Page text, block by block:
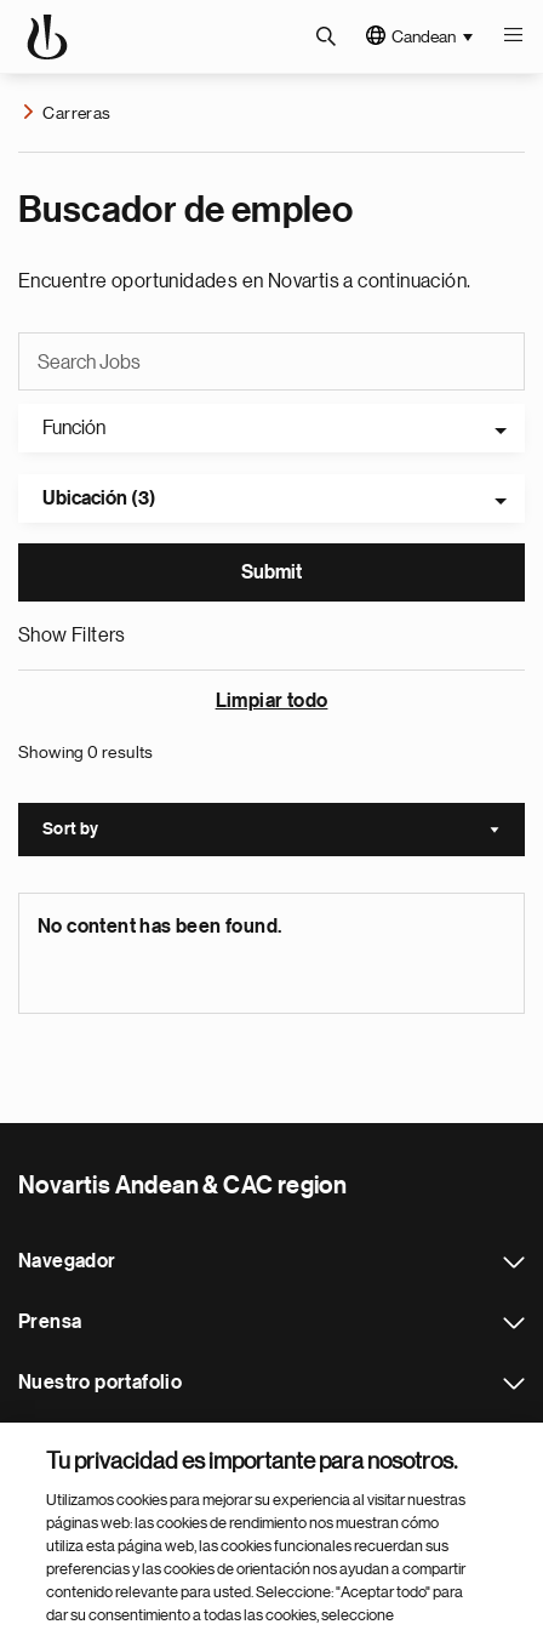
Candean
Carreras
Buscador de empleo
Encuentre oportunidades en Novartis a continuación.
Función
Ubicación (3)
Show Filters
Limpiar todo
Showing 0 results
Sort by Sort
No content has been found.
Novartis Andean & CAC region
Navegador
Prensa
Nuestro portafolio
Footer Site Search
Tu privacidad es importante para nosotros.
Utilizamos cookies para mejorar su experiencia al visitar nuestras
páginas web: las cookies de rendimiento nos muestran cómo
utiliza esta página web, las cookies funcionales recuerdan sus
preferencias y las cookies de orientación nos ayudan a compartir
contenido relevante para usted. Seleccione: "Aceptar todo" para
dar su consentimiento a todas las cookies, seleccione